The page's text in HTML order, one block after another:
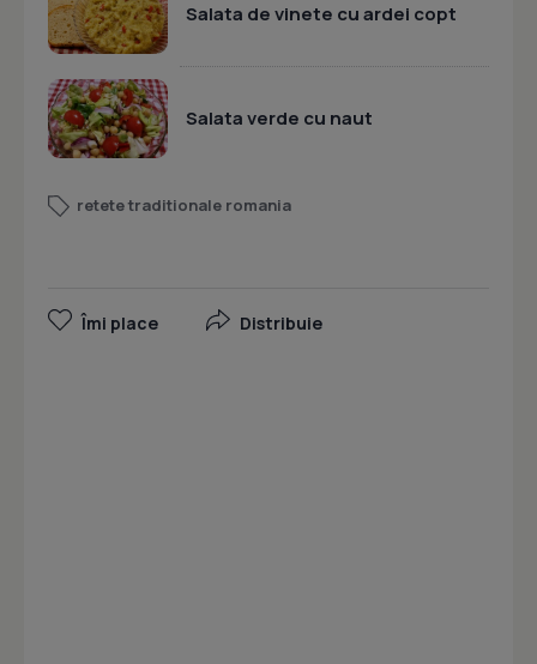
Salata de vinete cu ardei copt
Salata verde cu naut
retete traditionale romania
Îmi place Distribuie